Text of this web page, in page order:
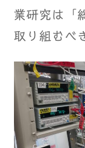
業研究は「
取り組むべ